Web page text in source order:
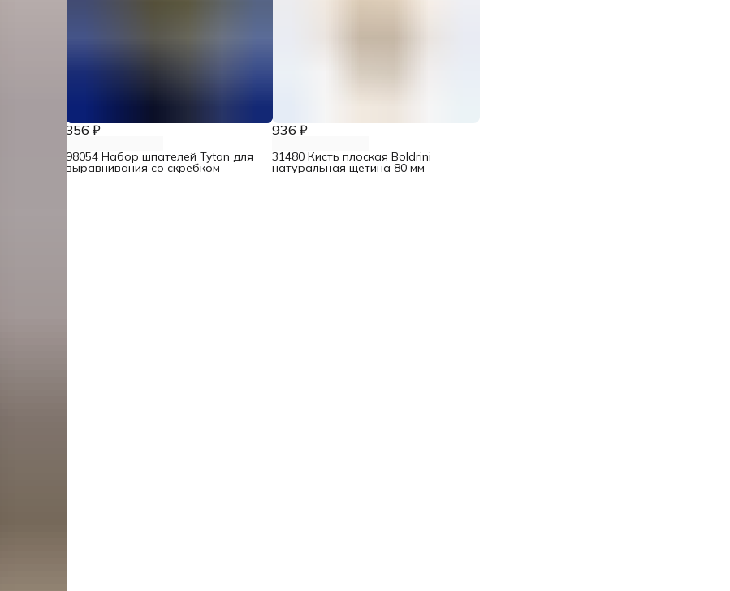
356 ₽
98054 Набор шпателей Tytan для
выравнивания со скребком
936 ₽
31480 Кисть плоская Boldrini
натуральная щетина 80 мм